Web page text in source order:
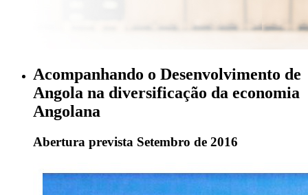
Acompanhando o Desenvolvimento de
Angola na diversificação da economia
Angolana
Abertura prevista Setembro de 2016